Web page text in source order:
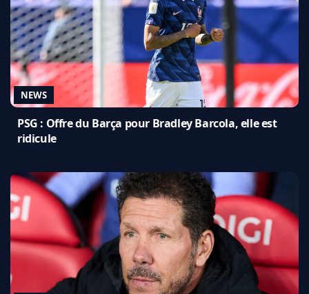
NEWS
PSG : Offre du Barça pour Bradley Barcola, elle est
ridicule